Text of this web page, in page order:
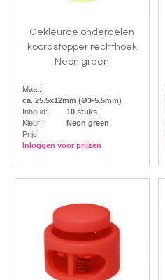
Gekleurde onderdelen
koordstopper rechthoek
Neon green
Maat:
ca. 25.5x12mm (Ø3-5.5mm)
Inhoud:
10 stuks
Kleur:
Neon green
Prijs:
Inloggen voor prijzen